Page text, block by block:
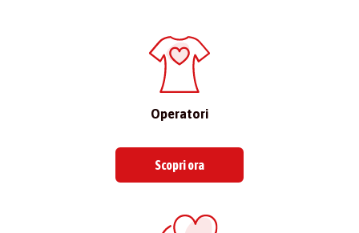
Operatori
Scopri ora